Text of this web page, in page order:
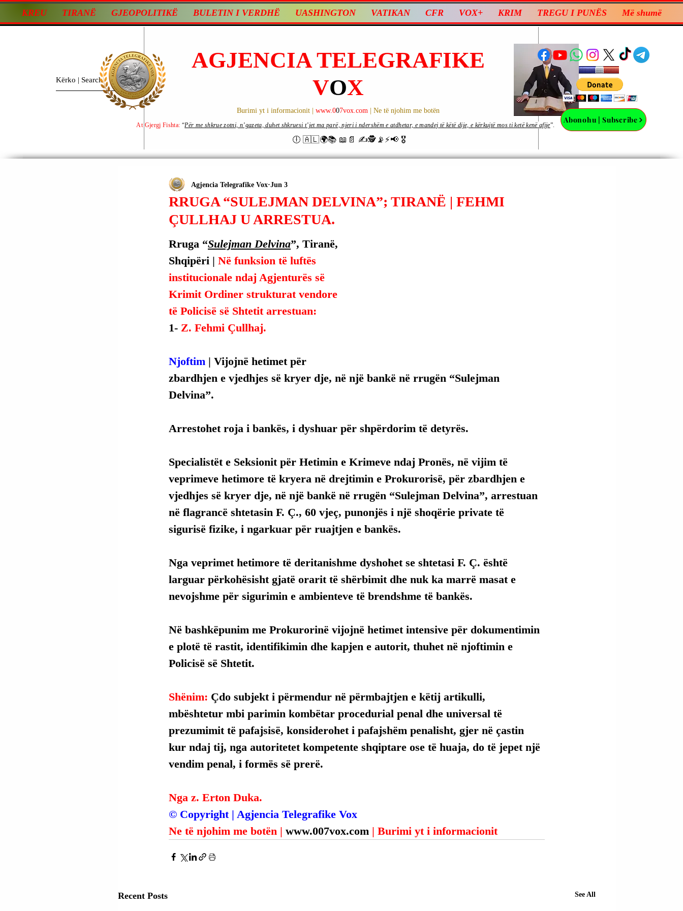
KREU TIRANË GJEOPOLITIKË BULETIN I VERDHË UASHINGTON VATIKAN CFR VOX+ KRIM TREGU I PUNËS Më shumë
AGJENCIA TELEGRAFIKE
VOX
Burimi yt i informacionit | www.007vox.com | Ne të njohim me botën
🕕 🇦🇱🌍📚 📖📄 ✍🕵️📡⚡️📢 🎖
Abonohu | Subscribe
At Gjergj Fishta: “Për me shkrue zotni, n’gazeta, duhet shkruesi t’jet ma parë, njeri i ndershëm e atdhetar, e mandej të këtë dije, e kërkujtë mos ti ketë kenë afije”.
RRUGA “SULEJMAN DELVINA”; TIRANË | FEHMI
ÇULLHAJ U ARRESTUA.
Agjencia Telegrafike Vox Jun 3
Rruga “Sulejman Delvina”, Tiranë,
Shqipëri | Në funksion të luftës
institucionale ndaj Agjenturës së
Krimit Ordiner strukturat vendore
të Policisë së Shtetit arrestuan:
1- Z. Fehmi Çullhaj.
Njoftim | Vijojnë hetimet për
zbardhjen e vjedhjes së kryer dje, në një bankë në rrugën “Sulejman
Delvina”.
Arrestohet roja i bankës, i dyshuar për shpërdorim të detyrës.
Specialistët e Seksionit për Hetimin e Krimeve ndaj Pronës, në vijim të
veprimeve hetimore të kryera në drejtimin e Prokurorisë, për zbardhjen e
vjedhjes së kryer dje, në një bankë në rrugën “Sulejman Delvina”, arrestuan
në flagrancë shtetasin F. Ç., 60 vjeç, punonjës i një shoqërie private të
sigurisë fizike, i ngarkuar për ruajtjen e bankës.
Nga veprimet hetimore të deritanishme dyshohet se shtetasi F. Ç. është
larguar përkohësisht gjatë orarit të shërbimit dhe nuk ka marrë masat e
nevojshme për sigurimin e ambienteve të brendshme të bankës.
Në bashkëpunim me Prokurorinë vijojnë hetimet intensive për dokumentimin
e plotë të rastit, identifikimin dhe kapjen e autorit, thuhet në njoftimin e
Policisë së Shtetit.
Shënim: Çdo subjekt i përmendur në përmbajtjen e këtij artikulli,
mbështetur mbi parimin kombëtar procedurial penal dhe universal të
prezumimit të pafajsisë, konsiderohet i pafajshëm penalisht, gjer në çastin
kur ndaj tij, nga autoritetet kompetente shqiptare ose të huaja, do të jepet një
vendim penal, i formës së prerë.
Nga z. Erton Duka.
© Copyright | Agjencia Telegrafike Vox
Ne të njohim me botën | www.007vox.com | Burimi yt i informacionit
Recent Posts See All